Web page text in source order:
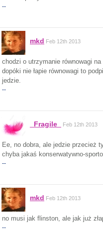
--
mkd Feb 12th 2013
chodzi o utrzymanie równowagi
dopóki nie łapie równowagi to
jedzie.
--
_Fragile_ Feb 12th 2013
Ee, no dobra, ale jedzie przecież
chyba jakaś konserwatywno-
--
mkd Feb 12th 2013
no musi jak flinston, ale jak już
--